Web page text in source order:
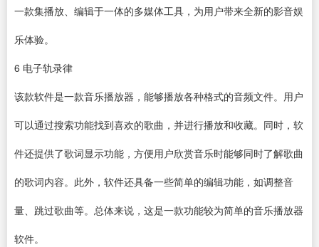
一款集播放、编辑于一体的多媒体工具，为用户带来全新的影音娱
乐体验。
6 电子轨录律
该款软件是一款音乐播放器 ，能够播放各种格式的音频文件。用户
可以通过搜索功能找到喜欢的歌曲，并进行播放和收藏。同时，软
件还提供了歌词显示功能，方便用户欣赏音乐时能够同时了解歌曲
的歌词内容。此外，软件还具备一些简单的编辑功能，如调整音
量、跳过歌曲等。总体来说，这是一款功能较为简单的音乐播放器
软件。